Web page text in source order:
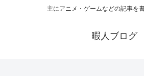
主にアニメ・ゲームなどの記事を
暇人ブログ